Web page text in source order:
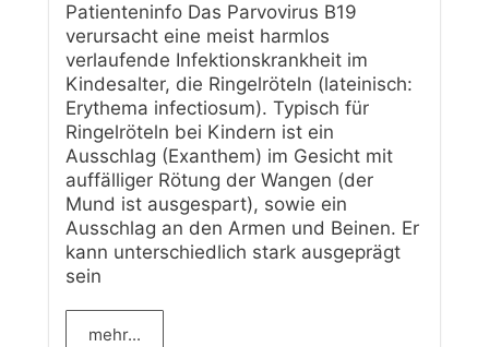
Patienteninfo Das Parvovirus B19
verursacht eine meist harmlos
verlaufende Infektionskrankheit im
Kindesalter, die Ringelröteln (lateinisch:
Erythema infectiosum). Typisch für
Ringelröteln bei Kindern ist ein
Ausschlag (Exanthem) im Gesicht mit
auffälliger Rötung der Wangen (der
Mund ist ausgespart), sowie ein
Ausschlag an den Armen und Beinen. Er
kann unterschiedlich stark ausgeprägt
sein
mehr...